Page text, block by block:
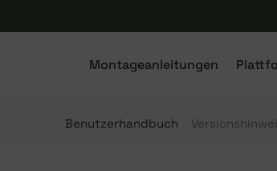
Montageanleitungen
Benutzerhandbuch